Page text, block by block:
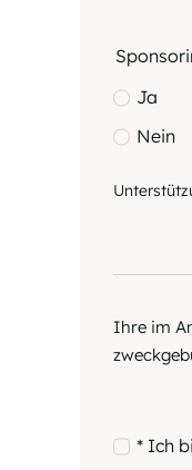
Ja
Nein
Ihre im
* Ich